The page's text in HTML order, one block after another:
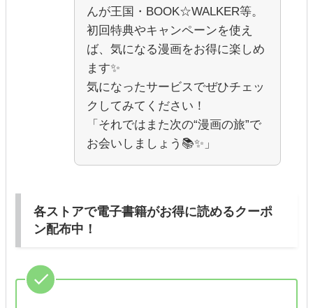
んが王国・BOOK☆WALKER等。
初回特典やキャンペーンを使え
ば、気になる漫画をお得に楽しめ
ます✨
気になったサービスでぜひチェッ
クしてみてください！
「それではまた次の“漫画の旅”で
お会いしましょう📚✨」
各ストアで電子書籍がお得に読めるクーポ
ン配布中！